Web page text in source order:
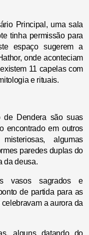
Principal, uma sala
tinha permissão para
espaço sugerem a
onde aconteciam
11 capelas com
e rituais.
de Dendera são suas
encontrado em outros
algumas
paredes duplas do
da deusa.
vasos sagrados e
de partida para as
a aurora da
alguns datando do